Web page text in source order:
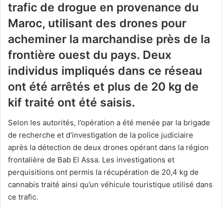
trafic de drogue en provenance du
Maroc, utilisant des drones pour
acheminer la marchandise près de la
frontière ouest du pays. Deux
individus impliqués dans ce réseau
ont été arrêtés et plus de 20 kg de
kif traité ont été saisis.
Selon les autorités, l’opération a été menée par la brigade
de recherche et d’investigation de la police judiciaire
après la détection de deux drones opérant dans la région
frontalière de Bab El Assa. Les investigations et
perquisitions ont permis la récupération de 20,4 kg de
cannabis traité ainsi qu’un véhicule touristique utilisé dans
ce trafic.